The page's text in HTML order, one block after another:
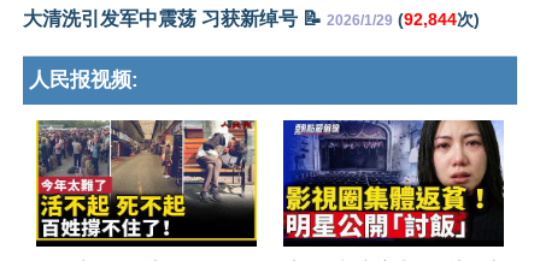
大清洗引发军中震荡 习获新绰号 📝 2026/1/29 (92,844次)
人民报视频: